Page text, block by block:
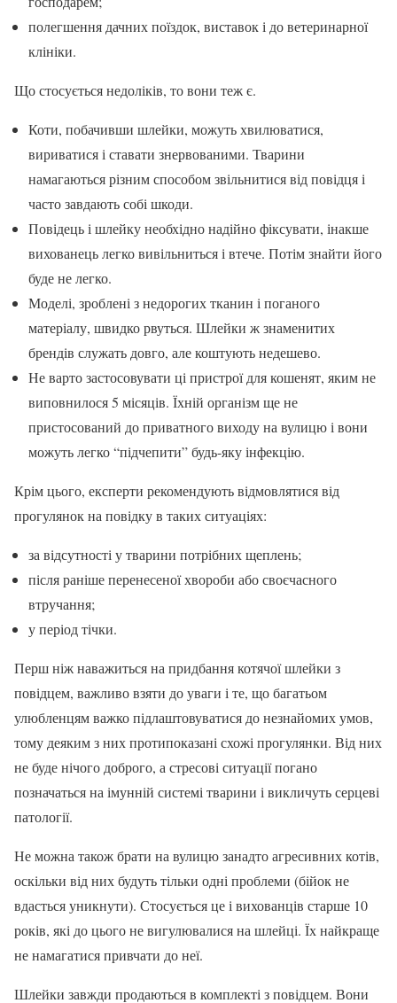
полегшення дачних поїздок, виставок і до ветеринарної
клініки.
Що стосується недоліків, то вони теж є.
Коти, побачивши шлейки, можуть хвилюватися,
вириватися і ставати знервованими. Тварини
намагаються різним способом звільнитися від повідця і
часто завдають собі шкоди.
Повідець і шлейку необхідно надійно фіксувати, інакше
вихованець легко вивільниться і втече. Потім знайти його
буде не легко.
Моделі, зроблені з недорогих тканин і поганого
матеріалу, швидко рвуться. Шлейки ж знаменитих
брендів служать довго, але коштують недешево.
Не варто застосовувати ці пристрої для кошенят, яким не
виповнилося 5 місяців. Їхній організм ще не
пристосований до приватного виходу на вулицю і вони
можуть легко “підчепити” будь-яку інфекцію.
Крім цього, експерти рекомендують відмовлятися від
прогулянок на повідку в таких ситуаціях:
за відсутності у тварини потрібних щеплень;
після раніше перенесеної хвороби або своєчасного
втручання;
у період тічки.
Перш ніж наважиться на придбання котячої шлейки з
повідцем, важливо взяти до уваги і те, що багатьом
улюбленцям важко підлаштовуватися до незнайомих умов,
тому деяким з них протипоказані схожі прогулянки. Від них
не буде нічого доброго, а стресові ситуації погано
позначаться на імунній системі тварини і викличуть серцеві
патології.
Не можна також брати на вулицю занадто агресивних котів,
оскільки від них будуть тільки одні проблеми (бійок не
вдасться уникнути). Стосується це і вихованців старше 10
років, які до цього не вигулювалися на шлейці. Їх найкраще
не намагатися привчати до неї.
Шлейки завжди продаються в комплекті з повідцем. Вони